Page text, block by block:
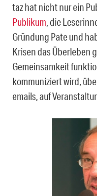
taz hat nicht nur ein
Publikum, die
Gründung Pate und
Krisen das Überleben
Gemeinsamkeit
kommuniziert wird,
emails, auf